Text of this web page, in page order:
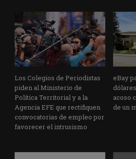
Los Colegios de Periodistas
piden al Ministerio de
Política Territorial y a la
Agencia EFE que rectifiquen
convocatorias de empleo por
favorecer el intrusismo
eBay
acoso
de un